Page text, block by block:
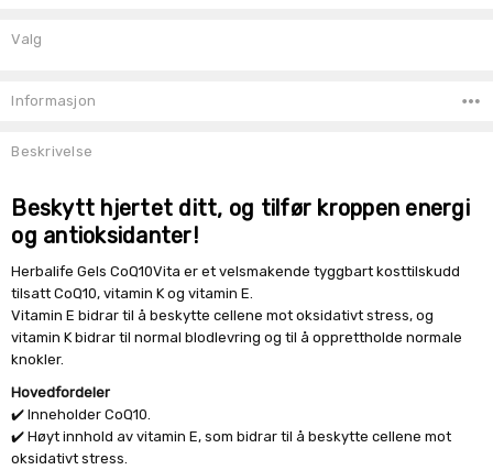
Valg
Informasjon
Beskrivelse
Beskytt hjertet ditt, og tilfør kroppen energi
og antioksidanter!
Herbalife Gels CoQ10Vita er et velsmakende tyggbart kosttilskudd
tilsatt CoQ10, vitamin K og vitamin E.
Vitamin E bidrar til å beskytte cellene mot oksidativt stress, og
vitamin K bidrar til normal blodlevring og til å opprettholde normale
knokler.
Hovedfordeler
✔️Inneholder CoQ10.
✔️Høyt innhold av vitamin E, som bidrar til å beskytte cellene mot
oksidativt stress.